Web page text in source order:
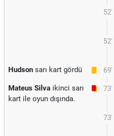
52'
52'
69'
Hudson sarı kart gördü
73'
Mateus Silva ikinci sarı
kart ile oyun dışında.
73'